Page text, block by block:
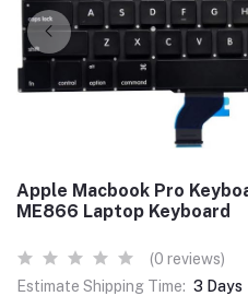
Apple Macbook Pro
ME866 Laptop Keyboard
(0 reviews)
Estimate Shipping Time: 3 Days